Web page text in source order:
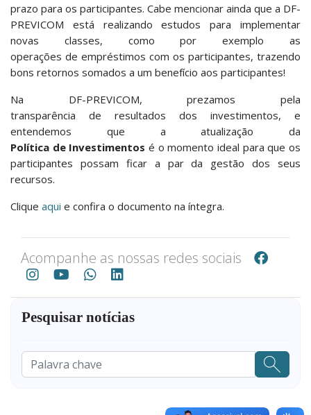
prazo para os participantes. Cabe mencionar ainda que a DF-
PREVICOM está realizando estudos para implementar
novas classes, como por exemplo as
operações de empréstimos com os participantes, trazendo
bons retornos somados a um benefício aos participantes!
Na DF-PREVICOM, prezamos pela
transparência de resultados dos investimentos, e
entendemos que a atualização da
Política de Investimentos é o momento ideal para que os
participantes possam ficar a par da gestão dos seus
recursos.
Clique aqui e confira o documento na íntegra.
Acompanhe as nossas redes sociais
Pesquisar notícias
Pesquisar